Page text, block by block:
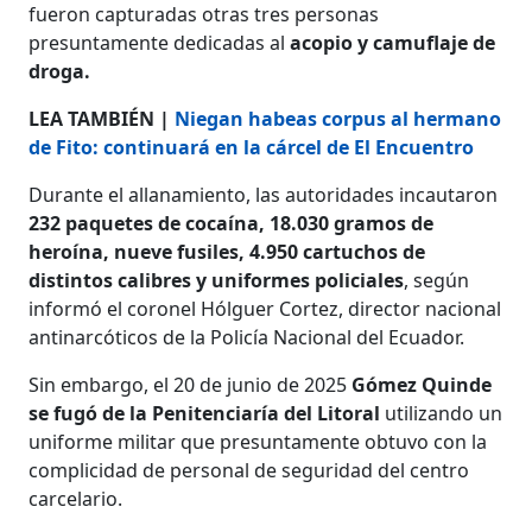
fueron capturadas otras tres personas
presuntamente dedicadas al acopio y camuflaje de
droga.
LEA TAMBIÉN | Niegan habeas corpus al hermano
de Fito: continuará en la cárcel de El Encuentro
Durante el allanamiento, las autoridades incautaron
232 paquetes de cocaína, 18.030 gramos de
heroína, nueve fusiles, 4.950 cartuchos de
distintos calibres y uniformes policiales, según
informó el coronel Hólguer Cortez, director nacional
antinarcóticos de la Policía Nacional del Ecuador.
Sin embargo, el 20 de junio de 2025 Gómez Quinde
se fugó de la Penitenciaría del Litoral utilizando un
uniforme militar que presuntamente obtuvo con la
complicidad de personal de seguridad del centro
carcelario.